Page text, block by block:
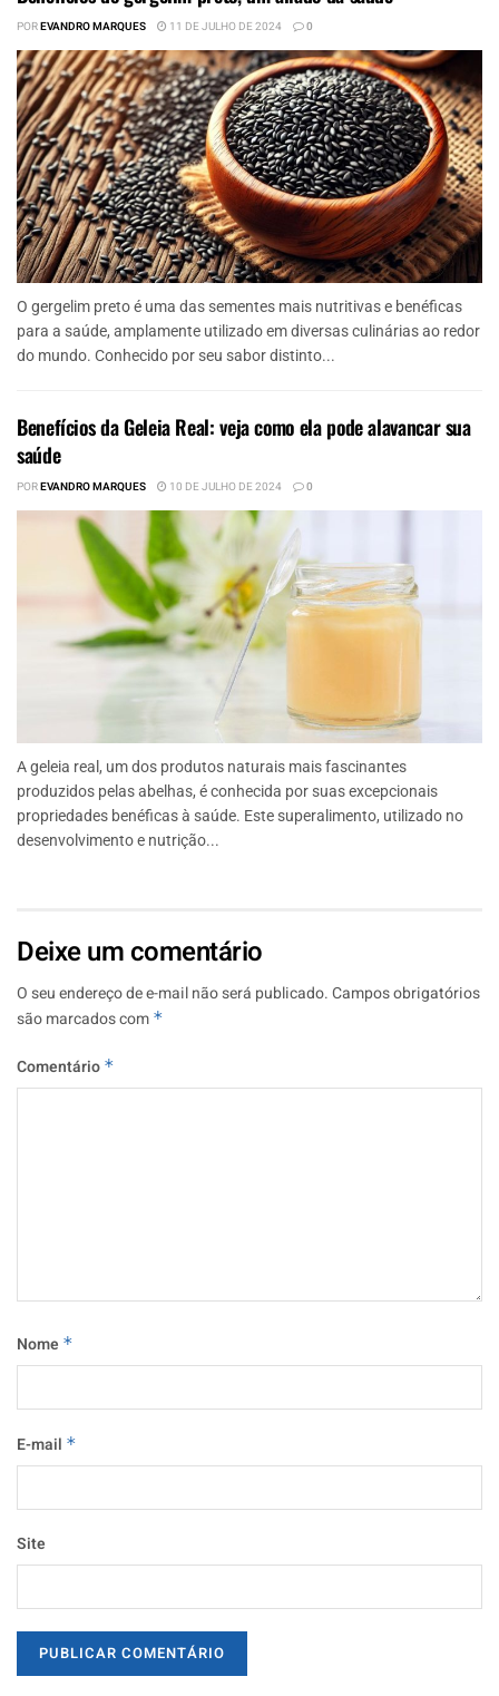
POREVANDRO MARQUES 11 DE JULHO DE 2024 0
O gergelim preto é uma das sementes mais nutritivas e benéficas
para a saúde, amplamente utilizado em diversas culinárias ao redor
do mundo. Conhecido por seu sabor distinto...
Benefícios da Geleia Real: veja como ela pode alavancar sua
saúde
POREVANDRO MARQUES 10 DE JULHO DE 2024 0
A geleia real, um dos produtos naturais mais fascinantes
produzidos pelas abelhas, é conhecida por suas excepcionais
propriedades benéficas à saúde. Este superalimento, utilizado no
desenvolvimento e nutrição...
Deixe um comentário
O seu endereço de e-mail não será publicado.Campos obrigatórios
são marcados com *
Comentário *
Nome *
E-mail *
Site